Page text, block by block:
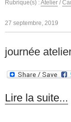
Rubrique(s) :Atelier /
27 septembre, 2019
journée
Lire la suite...